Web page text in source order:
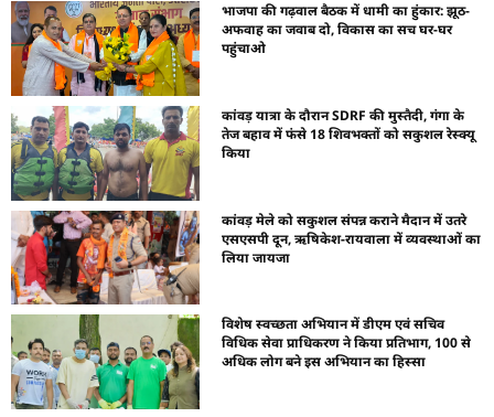
भाजपा की गढ़वाल बैठक में धामी का हुंकार: झूठ-
अफवाह का जवाब दो, विकास का सच घर-घर
पहुंचाओ
कांवड़ यात्रा के दौरान SDRF की मुस्तैदी, गंगा के
तेज बहाव में फंसे 18 शिवभक्तों को सकुशल रेस्क्यू
किया
कांवड़ मेले को सकुशल संपन्न कराने मैदान में उतरे
एसएसपी दून, ऋषिकेश-रायवाला में व्यवस्थाओं का
लिया जायजा
विशेष स्वच्छता अभियान में डीएम एवं सचिव
विधिक सेवा प्राधिकरण ने किया प्रतिभाग, 100 से
अधिक लोग बने इस अभियान का हिस्सा